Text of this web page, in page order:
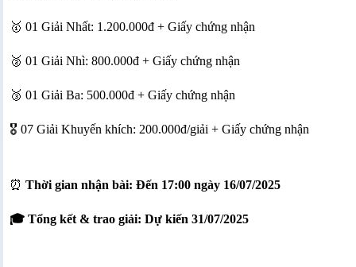
🥇 01 Giải Nhất: 1.200.000đ + Giấy chứng nhận
🥈 01 Giải Nhì: 800.000đ + Giấy chứng nhận
🥉 01 Giải Ba: 500.000đ + Giấy chứng nhận
🎖 07 Giải Khuyến khích: 200.000đ/giải + Giấy chứng nhận
⏰ Thời gian nhận bài: Đến 17:00 ngày 16/07/2025
🎓 Tổng kết & trao giải: Dự kiến 31/07/2025